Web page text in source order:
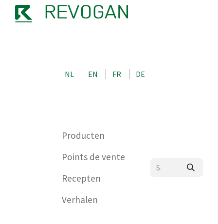
NL EN FR DE
Producten
Points de vente
Recepten
Verhalen